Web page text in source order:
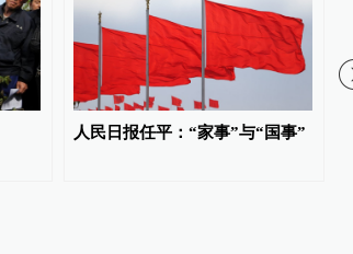
人民日报任平：“家事”与“国事”